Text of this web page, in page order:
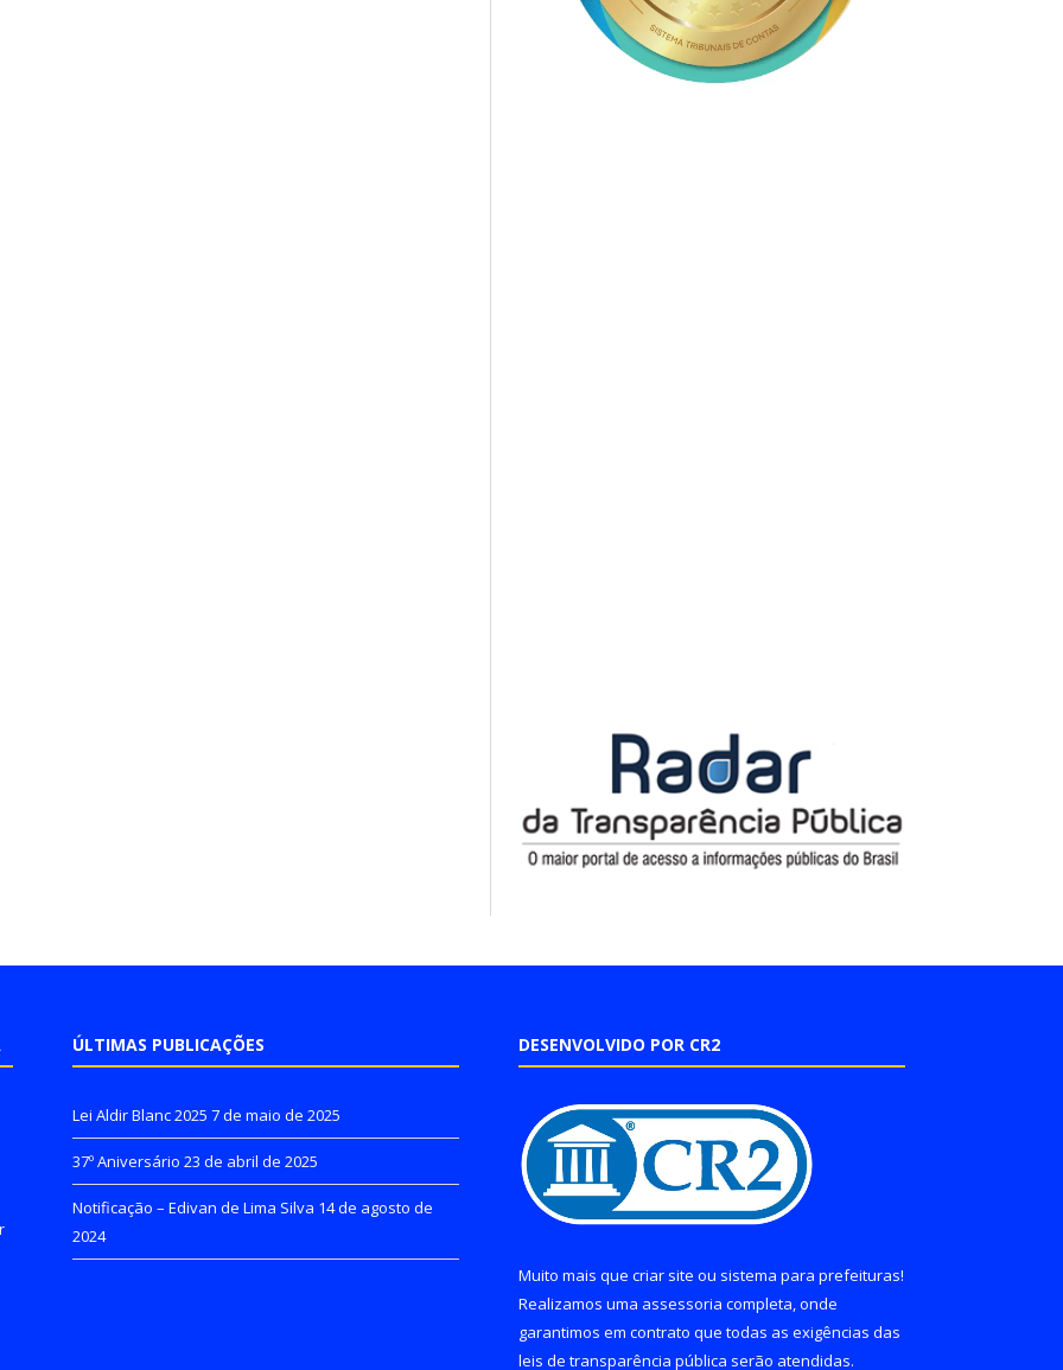
ÚLTIMAS PUBLICAÇÕES
Lei Aldir Blanc 2025 7 de maio de 2025
37º Aniversário 23 de abril de 2025
Notificação – Edivan de Lima Silva 14 de agosto de
2024
DESENVOLVIDO POR CR2
Muito mais que criar site ou sistema para prefeituras!
Realizamos uma assessoria completa, onde
garantimos em contrato que todas as exigências das
leis de transparência pública serão atendidas.